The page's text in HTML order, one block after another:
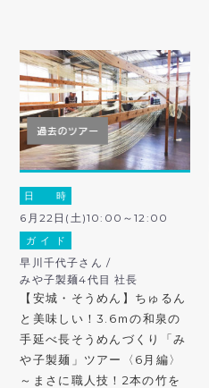
日 時
6月22日(土)10:00～12:00
ガ イ ド
早川千代子さん /
みや子製麺4代目 社長
【安城・そうめん】ちゅるん
と美味しい！3.6ｍの和泉の
手延べ長そうめんづくり「み
や子製麺」ツアー〈6月編〉
～まさに職人技！2本の竹を